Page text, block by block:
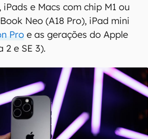
e Macs com chip M1 ou
Neo (A18 Pro), iPad mini
Pro e as gerações do Apple
2 e SE 3).